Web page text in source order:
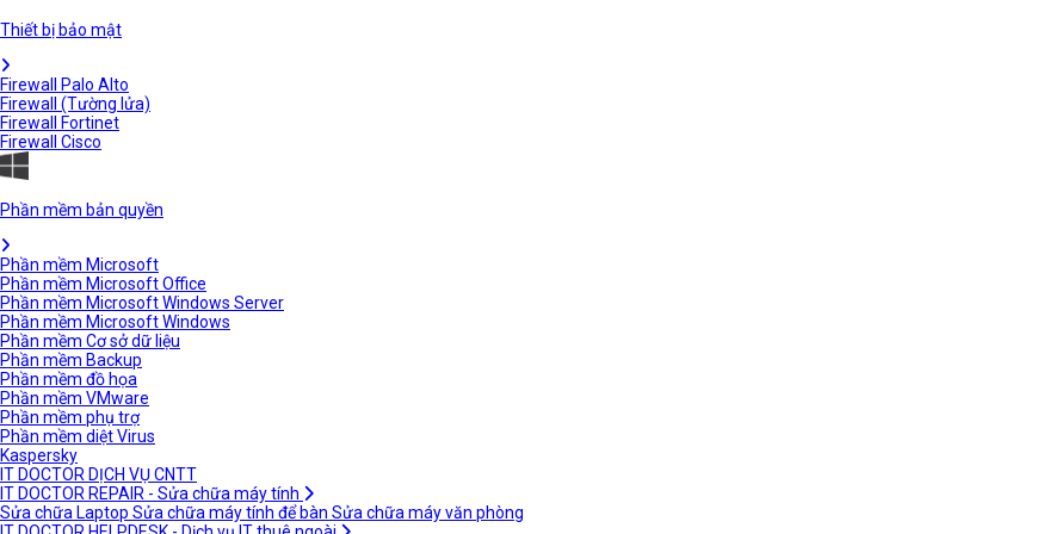
Thiết bị bảo mật
Firewall Palo Alto
Firewall (Tường lửa)
Firewall Fortinet
Firewall Cisco
Phần mềm bản quyền
Phần mềm Microsoft
Phần mềm Microsoft Office
Phần mềm Microsoft Windows Server
Phần mềm Microsoft Windows
Phần mềm Cơ sở dữ liệu
Phần mềm Backup
Phần mềm đồ họa
Phần mềm VMware
Phần mềm phụ trợ
Phần mềm diệt Virus
Kaspersky
IT DOCTOR DỊCH VỤ CNTT
IT DOCTOR REPAIR - Sửa chữa máy tính
Sửa chữa Laptop Sửa chữa máy tính để bàn Sửa chữa máy văn phòng